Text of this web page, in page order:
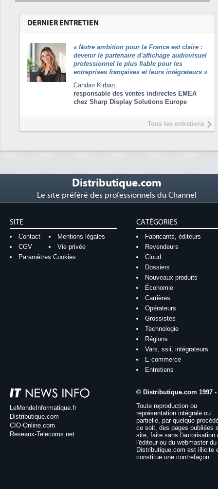
DERNIER ENTRETIEN
« Notre ambition pour la France est claire :
devenir le partenaire d'affichage audiovisuel
professionnel le plus fiable pour les
entreprises françaises et leurs intégrateurs »
Candan Kirban
responsable des ventes indirectes EMEA
chez Sharp Display Solutions Europe
Tous les entretiens
Distributique.com
Le site préféré des professionnels du Channel
SITE
Contact
Mentions légales
CGV
Vie privée
Paramètres Cookies
CATÉGORIES
Fabricants, éditeurs
Revendeurs
Cloud
Dossiers
Nouveaux produits
Économie
Carrières
Opérateurs
Grossistes
Technologie
Régions
Vars, ssii, intégrateurs
E-commerce
Entretiens
LeMondeInformatique.fr
Distributique.com
CIO-Online.com
Reseaux-Telecoms.net
© Distributique.com 1997 -
Toute reproduction ou
représentation intégrale ou
partielle, par quelque
ce soit, des pages publiées
site, faite sans l'autorisation
l'éditeur ou du webmaster
Distributique.com est illicite
constitue une contrefaçon.